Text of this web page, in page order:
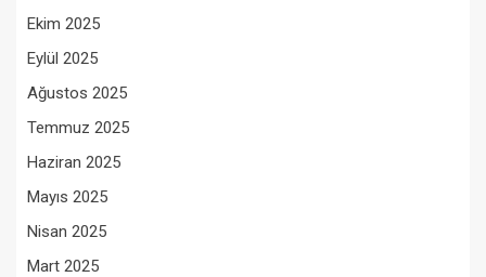
Ekim 2025
Eylül 2025
Ağustos 2025
Temmuz 2025
Haziran 2025
Mayıs 2025
Nisan 2025
Mart 2025